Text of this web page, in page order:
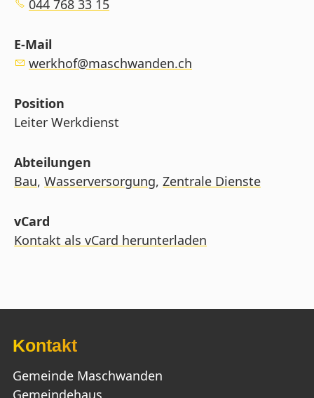
044 768 33 15
E-Mail
werkhof@maschwanden.ch
Position
Leiter Werkdienst
Abteilungen
Bau, Wasserversorgung, Zentrale Dienste
vCard
Kontakt als vCard herunterladen
Kontakt
Gemeinde Maschwanden